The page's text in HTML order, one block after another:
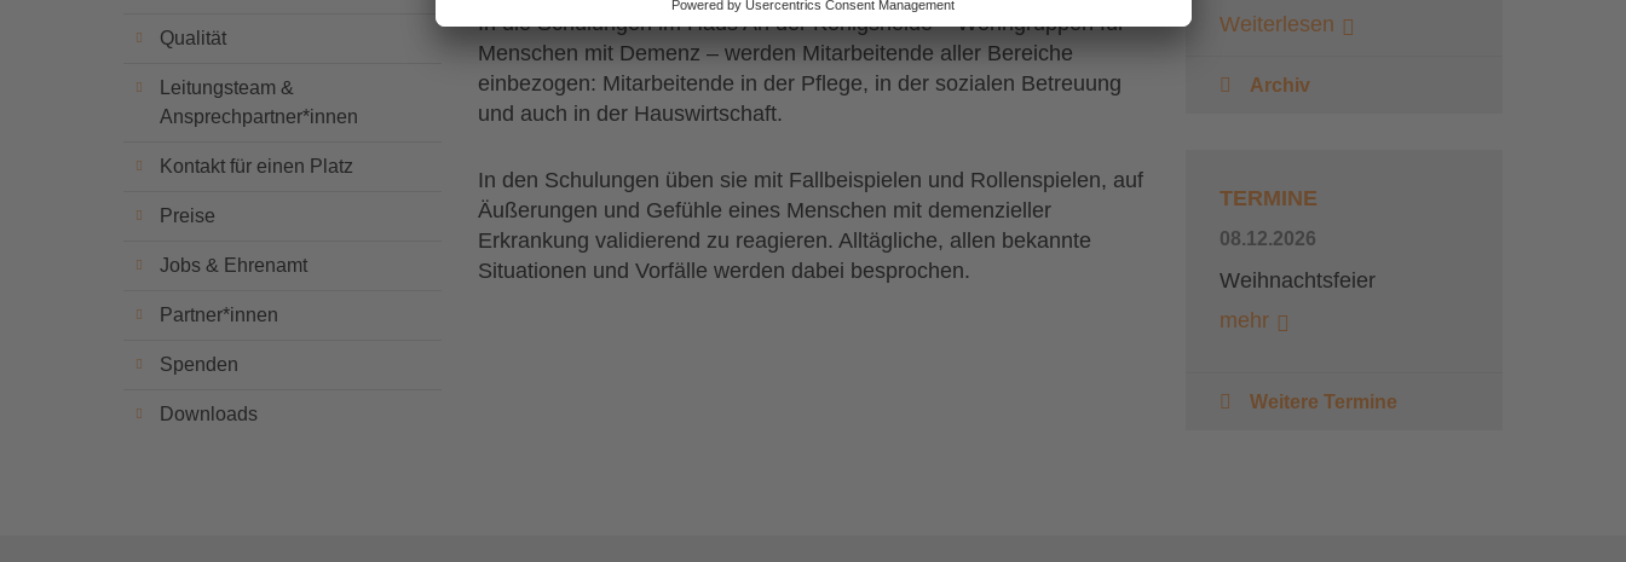
Qualität
Leitungsteam &
Ansprechpartner*innen
Kontakt für einen Platz
Preise
Jobs & Ehrenamt
Partner*innen
Spenden
Downloads
In die Schulungen im Haus An der Königsheide – Wohngruppen für
Menschen mit Demenz – werden Mitarbeitende aller Bereiche
einbezogen: Mitarbeitende in der Pflege, in der sozialen Betreuung
und auch in der Hauswirtschaft.
In den Schulungen üben sie mit Fallbeispielen und Rollenspielen, auf
Äußerungen und Gefühle eines Menschen mit demenzieller
Erkrankung validierend zu reagieren. Alltägliche, allen bekannte
Situationen und Vorfälle werden dabei besprochen.
Weiterlesen
Archiv
TERMINE
08.12.2026
Weihnachtsfeier
mehr
Weitere Termine